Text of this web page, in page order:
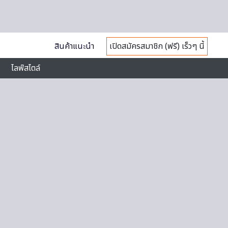
สินค้าแนะนำ
เปิดสมัครสมาชิก (ฟรี) เร็วๆ นี้
ไลฟ์สไตล์